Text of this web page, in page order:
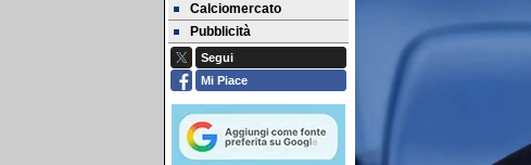
Calciomercato
Pubblicità
Segui
Mi Piace